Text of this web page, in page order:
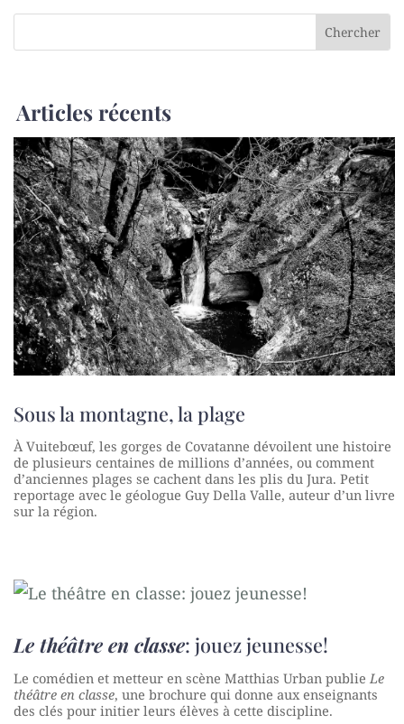
Articles récents
Sous la montagne, la plage
À Vuitebœuf, les gorges de Covatanne dévoilent une histoire
de plusieurs centaines de millions d’années, ou comment
d’anciennes plages se cachent dans les plis du Jura. Petit
reportage avec le géologue Guy Della Valle, auteur d’un livre
sur la région.
Le théâtre en classe: jouez jeunesse!
Le comédien et metteur en scène Matthias Urban publie Le
théâtre en classe, une brochure qui donne aux enseignants
des clés pour initier leurs élèves à cette discipline.